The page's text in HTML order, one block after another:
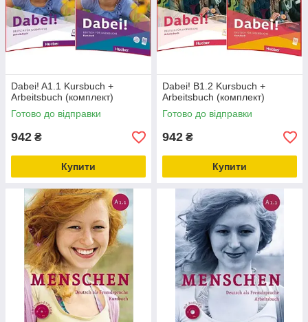
Dabei! A1.1 Kursbuch +
Arbeitsbuch (комплект)
Готово до відправки
942 ₴
Купити
Dabei! B1.2 Kursbuch +
Arbeitsbuch (комплект)
Готово до відправки
942 ₴
Купити